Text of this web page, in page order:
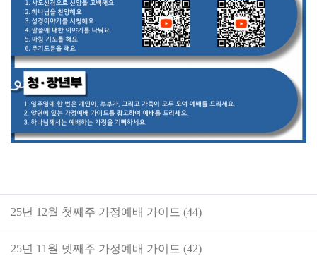
25년 12월 첫째주 가정예배 가이드 (44)
25년 11월 넷째주 가정예배 가이드 (42)